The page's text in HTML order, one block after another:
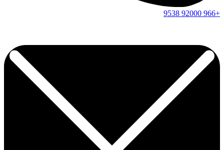
+966
92000
9538